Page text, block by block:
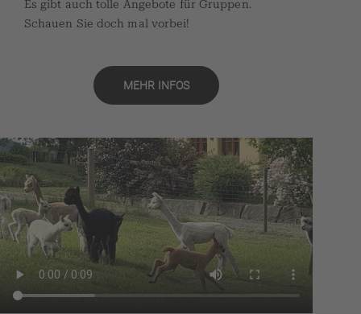
Es gibt auch tolle Angebote für Gruppen.
Schauen Sie doch mal vorbei!
MEHR INFOS